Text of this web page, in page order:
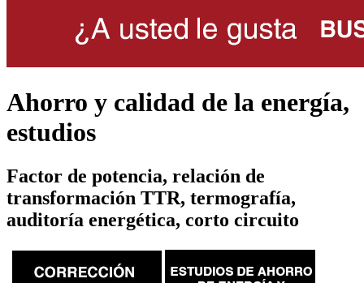
Ahorro y calidad de la energía,
estudios
Factor de potencia, relación de
transformación TTR, termografía,
auditoría energética, corto circuito